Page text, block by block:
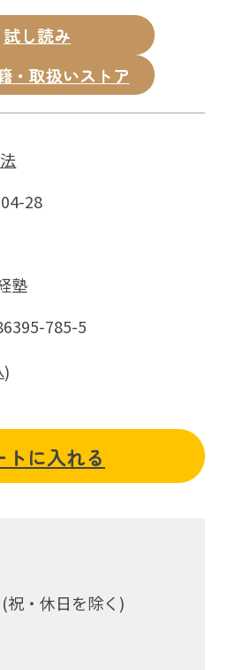
試し読み
・取扱いストア
28
塾
785-5
トに入れる
祝・休日を除く)